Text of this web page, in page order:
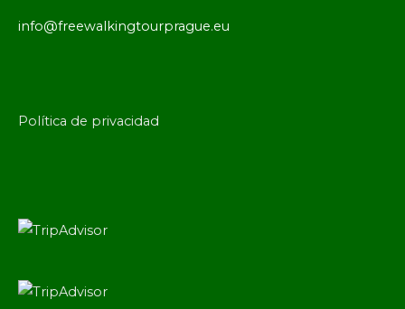
info@freewalkingtourprague.eu
Política de privacidad